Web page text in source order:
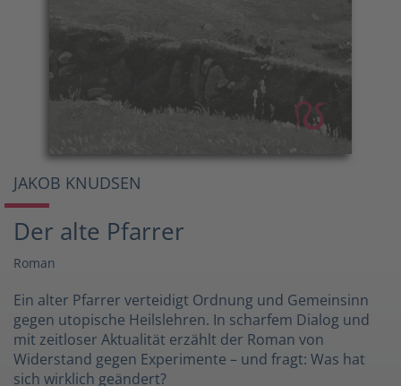
JAKOB KNUDSEN
Der alte Pfarrer
Roman
Ein alter Pfarrer verteidigt Ordnung und Gemeinsinn
gegen utopische Heilslehren. In scharfem Dialog und
mit zeitloser Aktualität erzählt der Roman von
Widerstand gegen Experimente – und fragt: Was hat
sich wirklich geändert?